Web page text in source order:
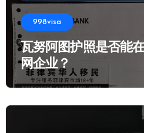
998visa
瓦努阿图护照是否能
网企业？